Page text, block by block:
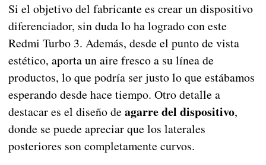
Si el objetivo del fabricante es crear un dispositivo
diferenciador, sin duda lo ha logrado con este
Redmi Turbo 3. Además, desde el punto de vista
estético, aporta un aire fresco a su línea de
productos, lo que podría ser justo lo que estábamos
esperando desde hace tiempo. Otro detalle a
destacar es el diseño de agarre del dispositivo,
donde se puede apreciar que los laterales
posteriores son completamente curvos.